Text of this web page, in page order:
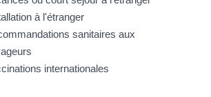
à l'étranger
sanitaires aux
internationales